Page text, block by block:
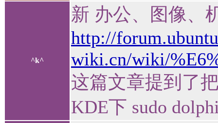
^k^
新 办公、图像、
http://
wiki.cn/wiki/
这篇文章提到了
KDE下 sudo